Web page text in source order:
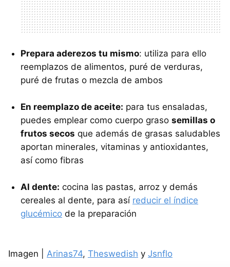
Prepara aderezos tu mismo: utiliza para ello
reemplazos de alimentos, puré de verduras,
puré de frutas o mezcla de ambos
En reemplazo de aceite: para tus ensaladas,
puedes emplear como cuerpo graso semillas o
frutos secos que además de grasas saludables
aportan minerales, vitaminas y antioxidantes,
así como fibras
Al dente: cocina las pastas, arroz y demás
cereales al dente, para así reducir el índice
glucémico de la preparación
Imagen | Arinas74, Theswedish y Jsnflo